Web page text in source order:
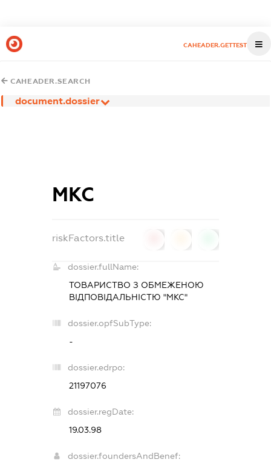
CAHEADER.GETTEST
CAHEADER.SEARCH
document.dossier
МКС
riskFactors.title
dossier.fullName:
ТОВАРИСТВО З ОБМЕЖЕНОЮ
ВІДПОВІДАЛЬНІСТЮ "МКС"
dossier.opfSubType:
-
dossier.edrpo:
21197076
dossier.regDate:
19.03.98
dossier.foundersAndBenef: